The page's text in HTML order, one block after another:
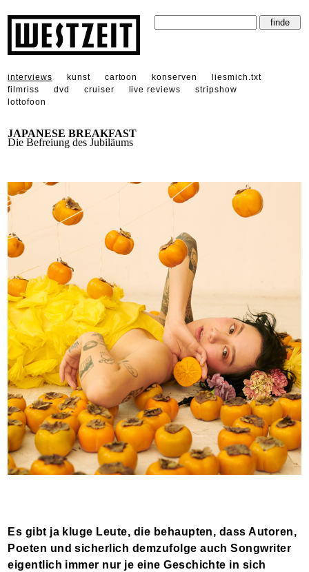
interviews kunst cartoon konserven
liesmich.txt
filmriss
dvd cruiser live reviews
stripshow
lottofoon
JAPANESE BREAKFAST
Die Befreiung des Jubiläums
Es gibt ja kluge Leute, die behaupten, dass Autoren,
Poeten und sicherlich demzufolge auch Songwriter
eigentlich immer nur je eine Geschichte in sich